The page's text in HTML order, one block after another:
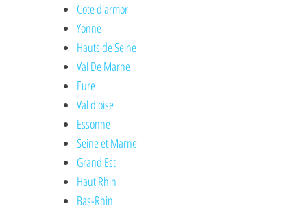
Cote d'armor
Yonne
Hauts de Seine
Val De Marne
Eure
Val d'oise
Essonne
Seine et Marne
Grand Est
Haut Rhin
Bas-Rhin